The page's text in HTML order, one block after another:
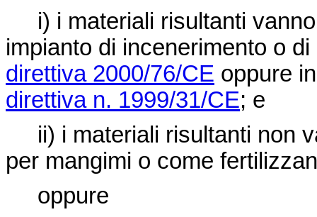
i) i materiali risultanti
impianto di incenerimento o
direttiva 2000/76/CE oppure
direttiva n. 1999/31/CE; e
ii) i materiali risultanti non
per mangimi o come
oppure